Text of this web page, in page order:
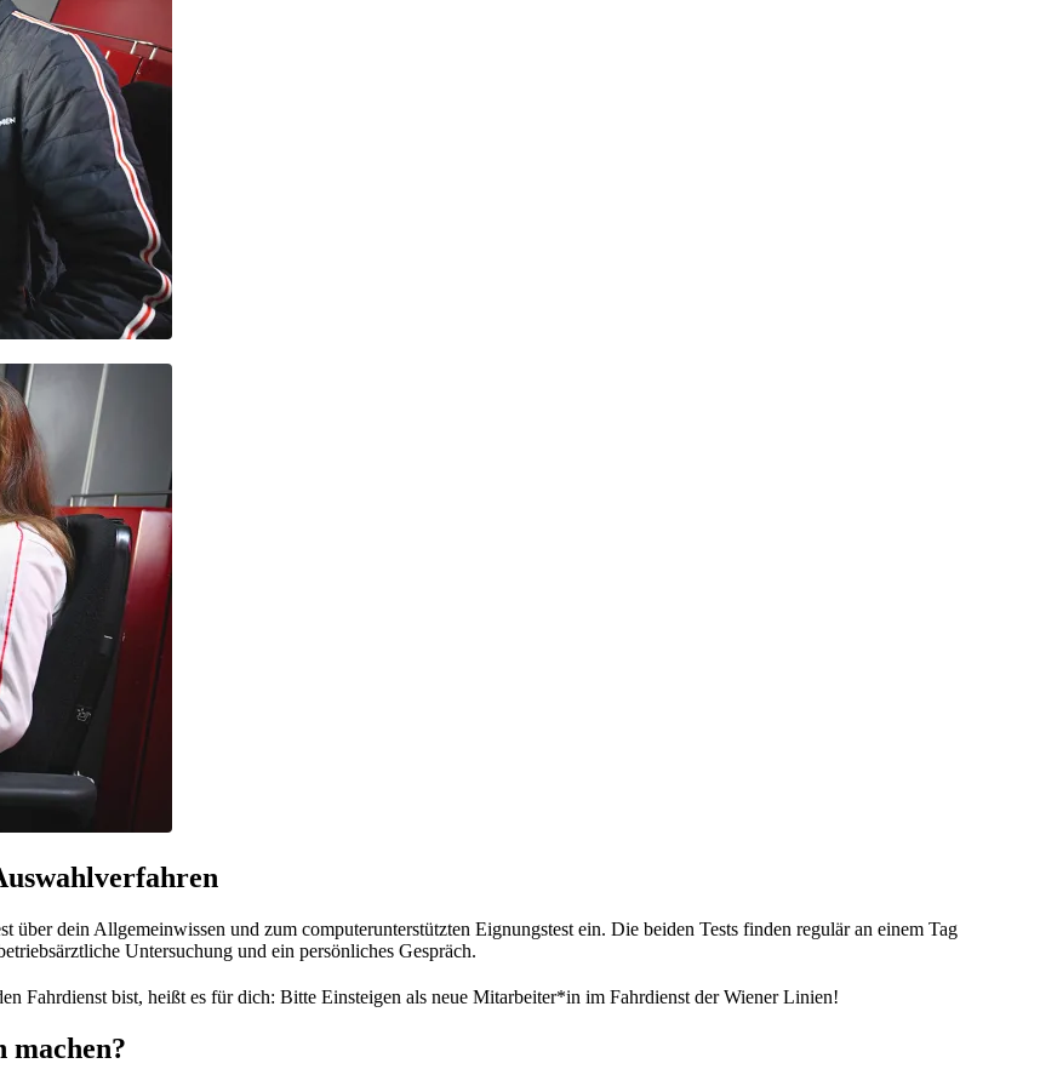
dein Allgemeinwissen und zum computerunterstützten Eignungstest ein. Die beiden Tests finden regulär an einem Tag
Untersuchung und ein persönliches Gespräch.
Fahrdienst bist, heißt es für dich: Bitte Einsteigen als neue Mitarbeiter*in im Fahrdienst der Wiener Linien!
machen?